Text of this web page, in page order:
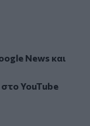
Newsκαι
στοYouTube